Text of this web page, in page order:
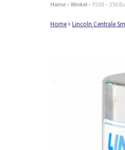
Home » Winkel » P203 – 350
Home Lincoln Centrale